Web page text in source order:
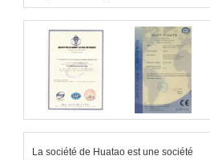
La société de Huatao est une société